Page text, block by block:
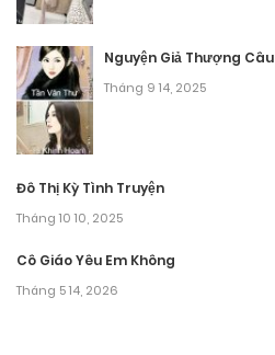
Nguyện Giả Thượng Câu
Tháng 9 14, 2025
Đô Thị Kỳ Tình Truyện
Tháng 10 10, 2025
Cô Giáo Yêu Em Không
Tháng 5 14, 2026